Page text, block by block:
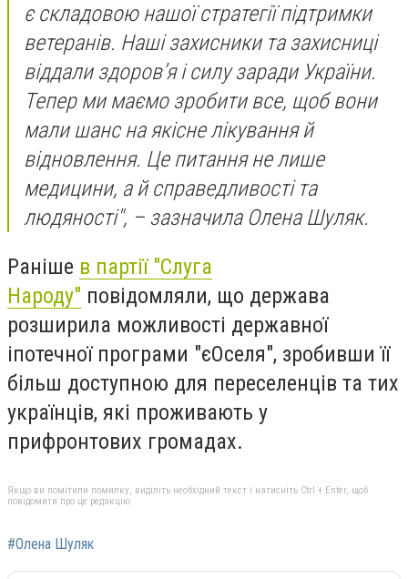
є складовою нашої стратегії підтримки
ветеранів. Наші захисники та захисниці
віддали здоров’я і силу заради України.
Тепер ми маємо зробити все, щоб вони
мали шанс на якісне лікування й
відновлення. Це питання не лише
медицини, а й справедливості та
людяності", – зазначила Олена Шуляк.
Раніше в партії "Слуга
Народу" повідомляли, що держава
розширила можливості державної
іпотечної програми "єОселя", зробивши її
більш доступною для переселенців та тих
українців, які проживають у
прифронтових громадах.
Якщо ви помітили помилку, виділіть необхідний текст і натисніть Ctrl + Enter, щоб
повідомити про це редакцію
#Олена Шуляк